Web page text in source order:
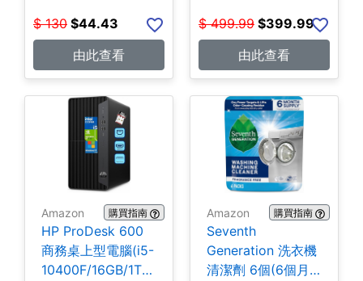
$ 130 $44.43
由此查看
$ 499.99 $399.99
由此查看
Amazon 購買指南
HP ProDesk 600
商務桌上型電腦(i5-
10400F/16GB/1TB
Amazon 購買指南
Seventh
Generation 洗衣機
清潔劑 6個(6個月